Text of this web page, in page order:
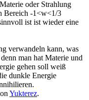
oder Strahlung
Bereich -1<w<1/3
ist ist wieder eine
verwandeln kann, was
man hat Materie und
gehen soll weiß
dunkle Energie
Yukterez.